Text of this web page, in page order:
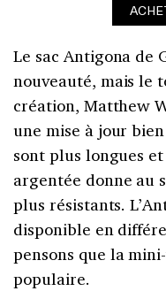
Le sac Antigona de
nouveauté, mais le
création, Matthew
une mise à jour
sont plus longues
argentée donne au
plus résistants.
disponible en
pensons que la
populaire.